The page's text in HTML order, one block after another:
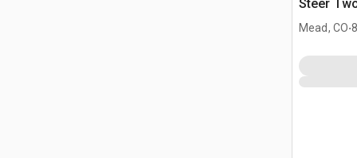
Steer
Steer
Mead, CO.